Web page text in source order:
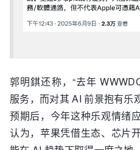
郭明錤还称，“去年
服务，而对其 AI 前景抱有乐
预期后，今年这种乐观情绪
认为，苹果凭借生态、芯片